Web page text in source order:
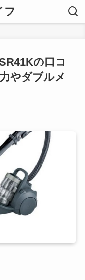
フ
の口コ
やダブルメ